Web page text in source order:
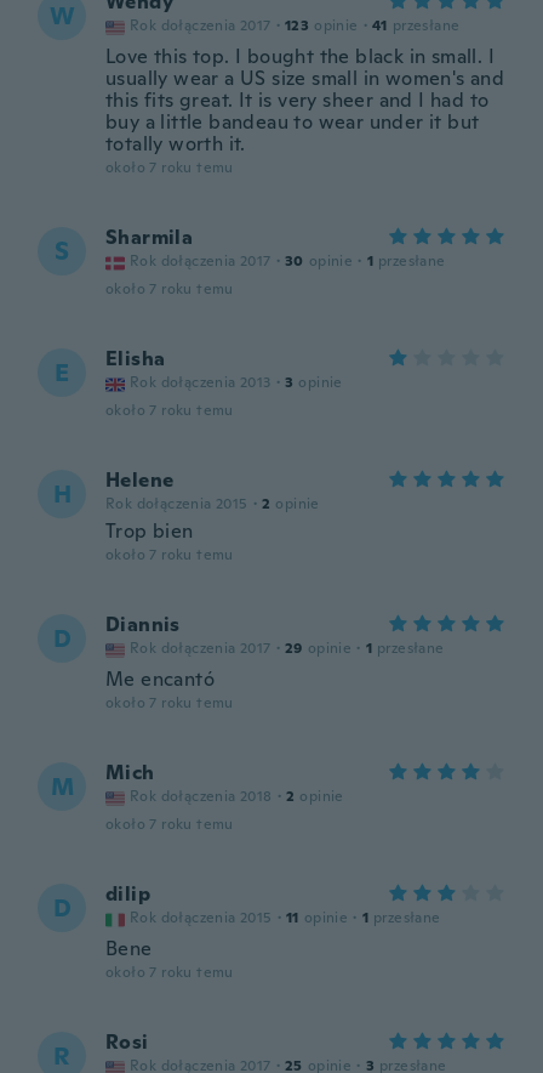
W Rok dołączenia 2017 · 123 opinie · 41 przesłane
Love this top. I bought the black in small. I
usually wear a US size small in women's and
this fits great. It is very sheer and I had to
buy a little bandeau to wear under it but
totally worth it.
około 7 roku temu
S Sharmila
Rok dołączenia 2017 · 30 opinie · 1 przesłane
około 7 roku temu
E Elisha
Rok dołączenia 2013 · 3 opinie
około 7 roku temu
H Helene
Rok dołączenia 2015 · 2 opinie
Trop bien
około 7 roku temu
D Diannis
Rok dołączenia 2017 · 29 opinie · 1 przesłane
Me encantó
około 7 roku temu
M Mich
Rok dołączenia 2018 · 2 opinie
około 7 roku temu
D dilip
Rok dołączenia 2015 · 11 opinie · 1 przesłane
Bene
około 7 roku temu
R Rosi
Rok dołączenia 2017 · 25 opinie · 3 przesłane